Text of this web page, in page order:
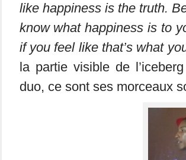
like happiness is the truth.
know what happiness is to
if you feel like that’s what
la partie visible de
duo, ce sont ses morceaux